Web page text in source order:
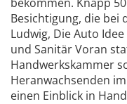
Besichtigung, die bei
Ludwig, Die Auto
und Sanitär Voran
Handwerkskammer
Heranwachsenden
einen Einblick in